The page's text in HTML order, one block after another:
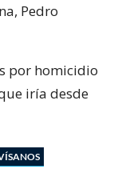
Pedro
por homicidio
iría desde